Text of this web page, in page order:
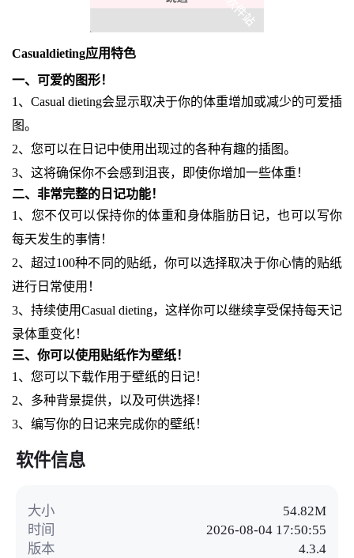
Casualdieting应用特色
一、可爱的图形！
1、Casual dieting会显示取决于你的体重增加或减少的可爱插
图。
2、您可以在日记中使用出现过的各种有趣的插图。
3、这将确保你不会感到沮丧，即使你增加一些体重！
二、非常完整的日记功能！
1、您不仅可以保持你的体重和身体脂肪日记，也可以写你
每天发生的事情！
2、超过100种不同的贴纸，你可以选择取决于你心情的贴纸
进行日常使用！
3、持续使用Casual dieting，这样你可以继续享受保持每天记
录体重变化！
三、你可以使用贴纸作为壁纸！
1、您可以下载作用于壁纸的日记！
2、多种背景提供，以及可供选择！
3、编写你的日记来完成你的壁纸！
软件信息
大小
54.82M
时间
2026-08-04 17:50:55
版本
4.3.4